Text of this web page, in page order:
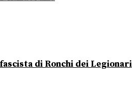
di Ronchi dei Legionari